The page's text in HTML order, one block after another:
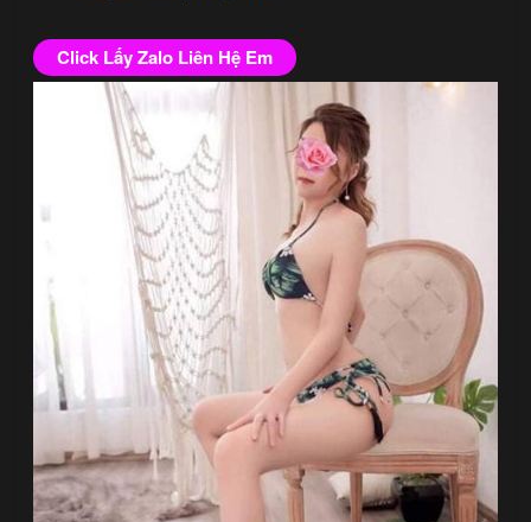
Click Lấy Zalo Liên Hệ Em